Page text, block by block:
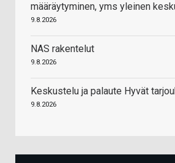
määräytyminen, yms yleinen
9.8.2026
NAS rakentelut
9.8.2026
Keskustelu ja palaute Hyvät
9.8.2026